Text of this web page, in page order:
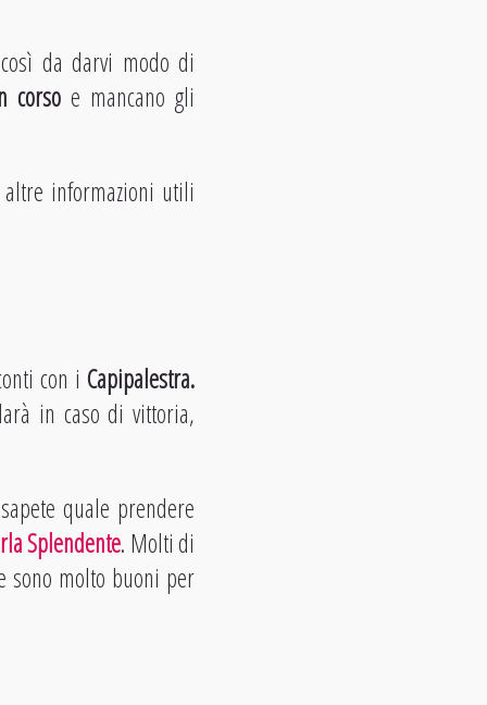
da darvi modo di
corso e mancano gli
informazioni utili
con iCapipalestra.
in caso di vittoria,
quale prendere
Splendente. Molti di
sono molto buoni per